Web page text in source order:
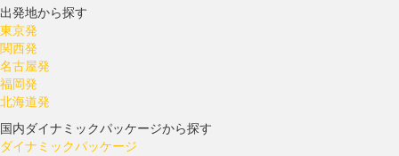
出発地から探す
東京発
関西発
名古屋発
福岡発
北海道発
国内ダイナミックパッケージから探す
ダイナミックパッケージ